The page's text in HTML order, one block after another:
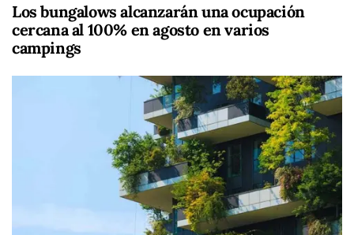
Los bungalows alcanzarán una ocupación
cercana al 100% en agosto en varios
campings